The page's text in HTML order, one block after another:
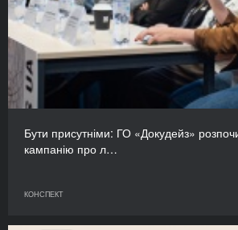
Бути присутніми: ГО «Докудейз»
кампанію про л…
КОНСПЕКТ